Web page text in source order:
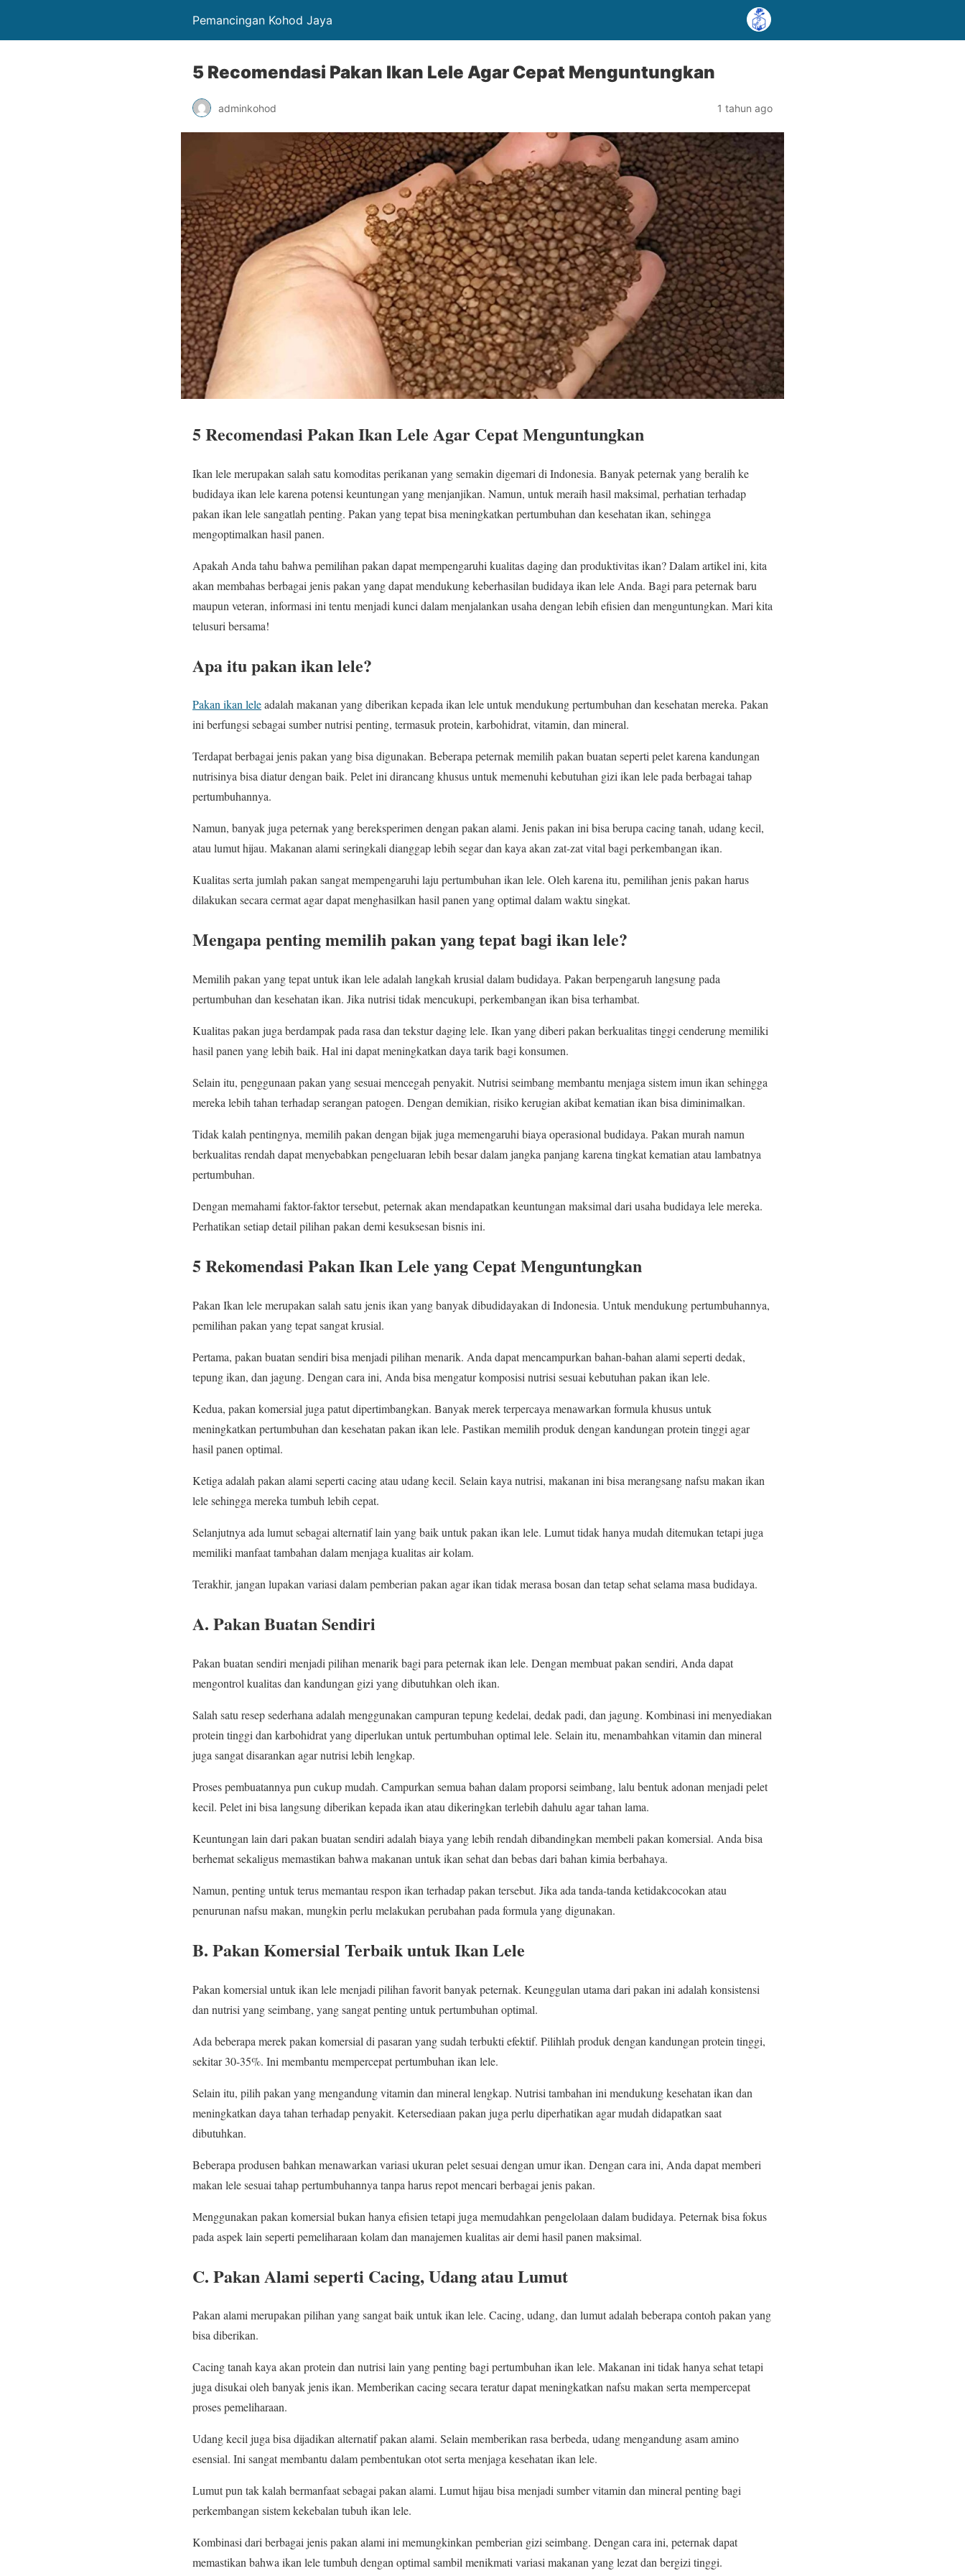
Pemancingan Kohod Jaya
5 Recomendasi Pakan Ikan Lele Agar Cepat Menguntungkan
adminkohod 1 tahun ago
5 Recomendasi Pakan Ikan Lele Agar Cepat Menguntungkan
Ikan lele merupakan salah satu komoditas perikanan yang semakin digemari di Indonesia. Banyak peternak yang beralih ke
budidaya ikan lele karena potensi keuntungan yang menjanjikan. Namun, untuk meraih hasil maksimal, perhatian terhadap
pakan ikan lele sangatlah penting. Pakan yang tepat bisa meningkatkan pertumbuhan dan kesehatan ikan, sehingga
mengoptimalkan hasil panen.
Apakah Anda tahu bahwa pemilihan pakan dapat mempengaruhi kualitas daging dan produktivitas ikan? Dalam artikel ini, kita
akan membahas berbagai jenis pakan yang dapat mendukung keberhasilan budidaya ikan lele Anda. Bagi para peternak baru
maupun veteran, informasi ini tentu menjadi kunci dalam menjalankan usaha dengan lebih efisien dan menguntungkan. Mari kita
telusuri bersama!
Apa itu pakan ikan lele?
Pakan ikan leleadalah makanan yang diberikan kepada ikan lele untuk mendukung pertumbuhan dan kesehatan mereka. Pakan
ini berfungsi sebagai sumber nutrisi penting, termasuk protein, karbohidrat, vitamin, dan mineral.
Terdapat berbagai jenis pakan yang bisa digunakan. Beberapa peternak memilih pakan buatan seperti pelet karena kandungan
nutrisinya bisa diatur dengan baik. Pelet ini dirancang khusus untuk memenuhi kebutuhan gizi ikan lele pada berbagai tahap
pertumbuhannya.
Namun, banyak juga peternak yang bereksperimen dengan pakan alami. Jenis pakan ini bisa berupa cacing tanah, udang kecil,
atau lumut hijau. Makanan alami seringkali dianggap lebih segar dan kaya akan zat-zat vital bagi perkembangan ikan.
Kualitas serta jumlah pakan sangat mempengaruhi laju pertumbuhan ikan lele. Oleh karena itu, pemilihan jenis pakan harus
dilakukan secara cermat agar dapat menghasilkan hasil panen yang optimal dalam waktu singkat.
Mengapa penting memilih pakan yang tepat bagi ikan lele?
Memilih pakan yang tepat untuk ikan lele adalah langkah krusial dalam budidaya. Pakan berpengaruh langsung pada
pertumbuhan dan kesehatan ikan. Jika nutrisi tidak mencukupi, perkembangan ikan bisa terhambat.
Kualitas pakan juga berdampak pada rasa dan tekstur daging lele. Ikan yang diberi pakan berkualitas tinggi cenderung memiliki
hasil panen yang lebih baik. Hal ini dapat meningkatkan daya tarik bagi konsumen.
Selain itu, penggunaan pakan yang sesuai mencegah penyakit. Nutrisi seimbang membantu menjaga sistem imun ikan sehingga
mereka lebih tahan terhadap serangan patogen. Dengan demikian, risiko kerugian akibat kematian ikan bisa diminimalkan.
Tidak kalah pentingnya, memilih pakan dengan bijak juga memengaruhi biaya operasional budidaya. Pakan murah namun
berkualitas rendah dapat menyebabkan pengeluaran lebih besar dalam jangka panjang karena tingkat kematian atau lambatnya
pertumbuhan.
Dengan memahami faktor-faktor tersebut, peternak akan mendapatkan keuntungan maksimal dari usaha budidaya lele mereka.
Perhatikan setiap detail pilihan pakan demi kesuksesan bisnis ini.
5 Rekomendasi Pakan Ikan Lele yang Cepat Menguntungkan
Pakan Ikan lele merupakan salah satu jenis ikan yang banyak dibudidayakan di Indonesia. Untuk mendukung pertumbuhannya,
pemilihan pakan yang tepat sangat krusial.
Pertama, pakan buatan sendiri bisa menjadi pilihan menarik. Anda dapat mencampurkan bahan-bahan alami seperti dedak,
tepung ikan, dan jagung. Dengan cara ini, Anda bisa mengatur komposisi nutrisi sesuai kebutuhan pakan ikan lele.
Kedua, pakan komersial juga patut dipertimbangkan. Banyak merek terpercaya menawarkan formula khusus untuk
meningkatkan pertumbuhan dan kesehatan pakan ikan lele. Pastikan memilih produk dengan kandungan protein tinggi agar
hasil panen optimal.
Ketiga adalah pakan alami seperti cacing atau udang kecil. Selain kaya nutrisi, makanan ini bisa merangsang nafsu makan ikan
lele sehingga mereka tumbuh lebih cepat.
Selanjutnya ada lumut sebagai alternatif lain yang baik untuk pakan ikan lele. Lumut tidak hanya mudah ditemukan tetapi juga
memiliki manfaat tambahan dalam menjaga kualitas air kolam.
Terakhir, jangan lupakan variasi dalam pemberian pakan agar ikan tidak merasa bosan dan tetap sehat selama masa budidaya.
A. Pakan Buatan Sendiri
Pakan buatan sendiri menjadi pilihan menarik bagi para peternak ikan lele. Dengan membuat pakan sendiri, Anda dapat
mengontrol kualitas dan kandungan gizi yang dibutuhkan oleh ikan.
Salah satu resep sederhana adalah menggunakan campuran tepung kedelai, dedak padi, dan jagung. Kombinasi ini menyediakan
protein tinggi dan karbohidrat yang diperlukan untuk pertumbuhan optimal lele. Selain itu, menambahkan vitamin dan mineral
juga sangat disarankan agar nutrisi lebih lengkap.
Proses pembuatannya pun cukup mudah. Campurkan semua bahan dalam proporsi seimbang, lalu bentuk adonan menjadi pelet
kecil. Pelet ini bisa langsung diberikan kepada ikan atau dikeringkan terlebih dahulu agar tahan lama.
Keuntungan lain dari pakan buatan sendiri adalah biaya yang lebih rendah dibandingkan membeli pakan komersial. Anda bisa
berhemat sekaligus memastikan bahwa makanan untuk ikan sehat dan bebas dari bahan kimia berbahaya.
Namun, penting untuk terus memantau respon ikan terhadap pakan tersebut. Jika ada tanda-tanda ketidakcocokan atau
penurunan nafsu makan, mungkin perlu melakukan perubahan pada formula yang digunakan.
B. Pakan Komersial Terbaik untuk Ikan Lele
Pakan komersial untuk ikan lele menjadi pilihan favorit banyak peternak. Keunggulan utama dari pakan ini adalah konsistensi
dan nutrisi yang seimbang, yang sangat penting untuk pertumbuhan optimal.
Ada beberapa merek pakan komersial di pasaran yang sudah terbukti efektif. Pilihlah produk dengan kandungan protein tinggi,
sekitar 30-35%. Ini membantu mempercepat pertumbuhan ikan lele.
Selain itu, pilih pakan yang mengandung vitamin dan mineral lengkap. Nutrisi tambahan ini mendukung kesehatan ikan dan
meningkatkan daya tahan terhadap penyakit. Ketersediaan pakan juga perlu diperhatikan agar mudah didapatkan saat
dibutuhkan.
Beberapa produsen bahkan menawarkan variasi ukuran pelet sesuai dengan umur ikan. Dengan cara ini, Anda dapat memberi
makan lele sesuai tahap pertumbuhannya tanpa harus repot mencari berbagai jenis pakan.
Menggunakan pakan komersial bukan hanya efisien tetapi juga memudahkan pengelolaan dalam budidaya. Peternak bisa fokus
pada aspek lain seperti pemeliharaan kolam dan manajemen kualitas air demi hasil panen maksimal.
C. Pakan Alami seperti Cacing, Udang atau Lumut
Pakan alami merupakan pilihan yang sangat baik untuk ikan lele. Cacing, udang, dan lumut adalah beberapa contoh pakan yang
bisa diberikan.
Cacing tanah kaya akan protein dan nutrisi lain yang penting bagi pertumbuhan ikan lele. Makanan ini tidak hanya sehat tetapi
juga disukai oleh banyak jenis ikan. Memberikan cacing secara teratur dapat meningkatkan nafsu makan serta mempercepat
proses pemeliharaan.
Udang kecil juga bisa dijadikan alternatif pakan alami. Selain memberikan rasa berbeda, udang mengandung asam amino
esensial. Ini sangat membantu dalam pembentukan otot serta menjaga kesehatan ikan lele.
Lumut pun tak kalah bermanfaat sebagai pakan alami. Lumut hijau bisa menjadi sumber vitamin dan mineral penting bagi
perkembangan sistem kekebalan tubuh ikan lele.
Kombinasi dari berbagai jenis pakan alami ini memungkinkan pemberian gizi seimbang. Dengan cara ini, peternak dapat
memastikan bahwa ikan lele tumbuh dengan optimal sambil menikmati variasi makanan yang lezat dan bergizi tinggi.